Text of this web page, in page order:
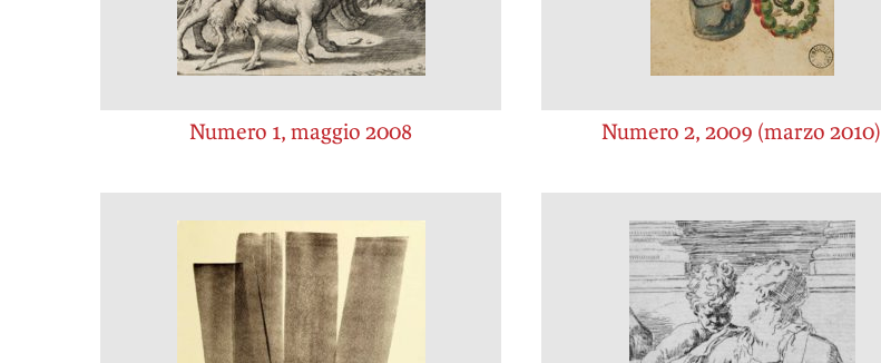
Numero 1, maggio 2008 Numero 2, 2009 (marzo 2010)